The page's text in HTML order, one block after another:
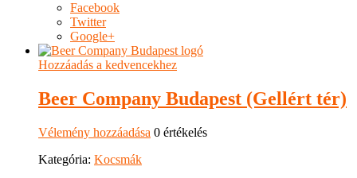
Facebook
Twitter
Google+
Hozzáadás a kedvencekhez
Beer Company Budapest (Gellért tér)
Vélemény hozzáadása 0 értékelés
Kategória: Kocsmák